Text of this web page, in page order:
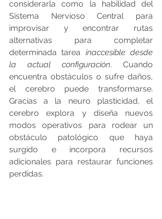
considerarla como la habilidad del
Sistema Nervioso Central para
improvisar y encontrar rutas
alternativas para completar
determinada tarea inaccesible desde
la actual configuración. Cuando
encuentra obstáculos o sufre daños,
el cerebro puede transformarse.
Gracias a la neuro plasticidad, el
cerebro explora y diseña nuevos
modos operativos para rodear un
obstáculo patológico que haya
surgido e incorpora recursos
adicionales para restaurar funciones
perdidas.